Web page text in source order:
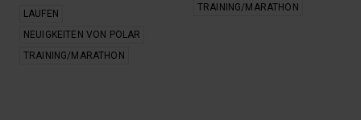
LAUFEN
NEUIGKEITEN VON POLAR
TRAINING/MARATHON
TRAINING/MARATHON